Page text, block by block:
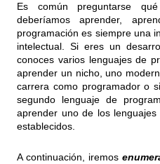
Es común preguntarse
deberíamos aprender,
programación es siempre una
intelectual. Si eres un
conoces varios lenguajes de
aprender un nicho, uno
carrera como programador o
segundo lenguaje de
aprender uno de los
establecidos.
A continuación, iremos